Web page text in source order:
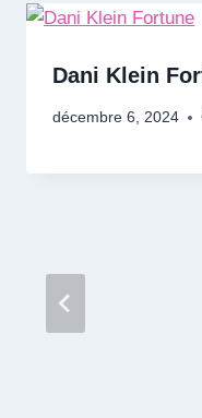
Dani Klein
décembre 6, 2024